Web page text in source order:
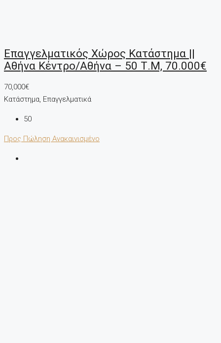
Επαγγελματικός Χώρος Κατάστημα ||
Αθήνα Κέντρο/Αθήνα – 50 Τ.μ, 70.000€
70,000€
Κατάστημα, Επαγγελματικά
50
Προς Πώληση Ανακαινισμένο